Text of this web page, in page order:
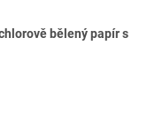
bělený papír s